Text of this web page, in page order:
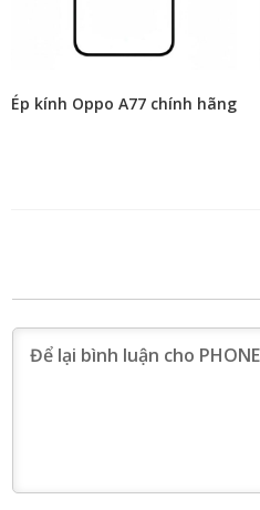
Ép kính Oppo A77 chính hãng